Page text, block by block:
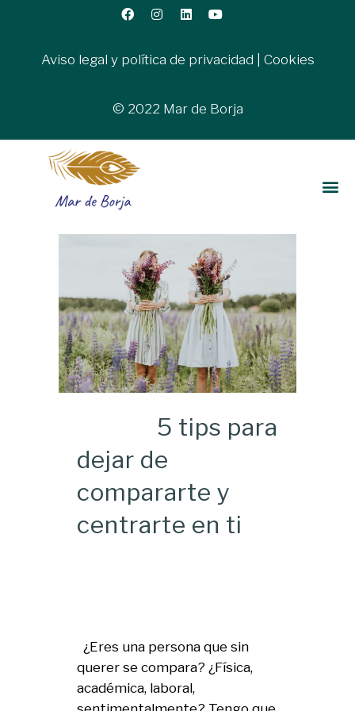
Aviso legal y política de privacidad Cookies
© 2022 Mar de Borja
5 tips para
dejar de
compararte y
centrarte en ti
¿Eres una persona que sin
querer se compara? ¿Física,
académica, laboral,